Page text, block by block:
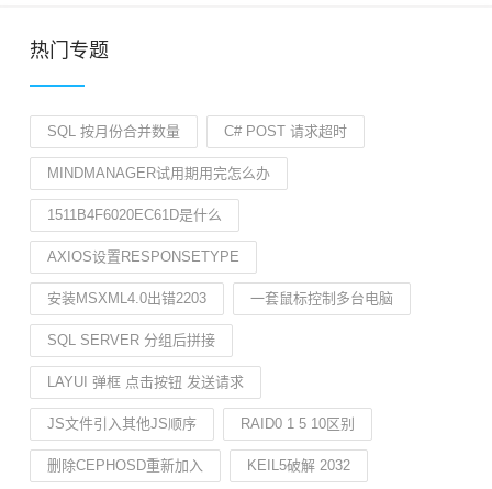
热门专题
SQL 按月份合并数量 C# POST 请求超时
MINDMANAGER试用期用完怎么办
1511B4F6020EC61D是什么
AXIOS设置RESPONSETYPE
安装MSXML4.0出错2203 一套鼠标控制多台电脑
SQL SERVER 分组后拼接
LAYUI 弹框 点击按钮 发送请求
JS文件引入其他JS顺序 RAID0 1 5 10区别
删除CEPHOSD重新加入 KEIL5破解 2032